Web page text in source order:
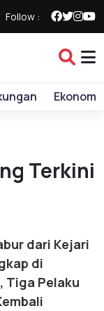
Follow :
Ekonomi
Terkini
dari Kejari
di
Tiga Pelaku